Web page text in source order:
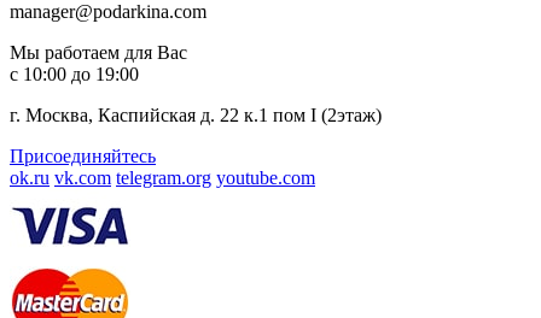
manager@podarkina.com
Мы работаем для Вас
с 10:00 до 19:00
г. Москва, Каспийская д. 22 к.1 пом I (2этаж)
Присоединяйтесь
ok.ru vk.com telegram.org youtube.com